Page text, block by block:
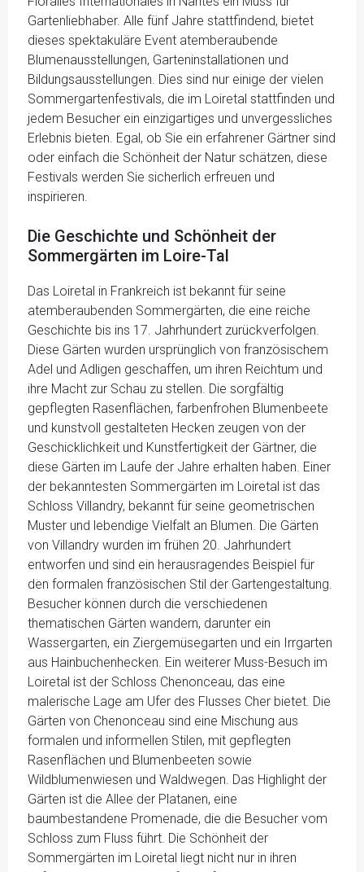
Gartenliebhaber. Alle fünf Jahre stattfindend, bietet
dieses spektakuläre Event atemberaubende
Blumenausstellungen, Garteninstallationen und
Bildungsausstellungen. Dies sind nur einige der vielen
Sommergartenfestivals, die im Loiretal stattfinden und
jedem Besucher ein einzigartiges und unvergessliches
Erlebnis bieten. Egal, ob Sie ein erfahrener Gärtner sind
oder einfach die Schönheit der Natur schätzen, diese
Festivals werden Sie sicherlich erfreuen und
inspirieren.
Die Geschichte und Schönheit der
Sommergärten im Loire-Tal
Das Loiretal in Frankreich ist bekannt für seine
atemberaubenden Sommergärten, die eine reiche
Geschichte bis ins 17. Jahrhundert zurückverfolgen.
Diese Gärten wurden ursprünglich von französischem
Adel und Adligen geschaffen, um ihren Reichtum und
ihre Macht zur Schau zu stellen. Die sorgfältig
gepflegten Rasenflächen, farbenfrohen Blumenbeete
und kunstvoll gestalteten Hecken zeugen von der
Geschicklichkeit und Kunstfertigkeit der Gärtner, die
diese Gärten im Laufe der Jahre erhalten haben. Einer
der bekanntesten Sommergärten im Loiretal ist das
Schloss Villandry, bekannt für seine geometrischen
Muster und lebendige Vielfalt an Blumen. Die Gärten
von Villandry wurden im frühen 20. Jahrhundert
entworfen und sind ein herausragendes Beispiel für
den formalen französischen Stil der Gartengestaltung.
Besucher können durch die verschiedenen
thematischen Gärten wandern, darunter ein
Wassergarten, ein Ziergemüsegarten und ein Irrgarten
aus Hainbuchenhecken. Ein weiterer Muss-Besuch im
Loiretal ist der Schloss Chenonceau, das eine
malerische Lage am Ufer des Flusses Cher bietet. Die
Gärten von Chenonceau sind eine Mischung aus
formalen und informellen Stilen, mit gepflegten
Rasenflächen und Blumenbeeten sowie
Wildblumenwiesen und Waldwegen. Das Highlight der
Gärten ist die Allee der Platanen, eine
baumbestandene Promenade, die die Besucher vom
Schloss zum Fluss führt. Die Schönheit der
Sommergärten im Loiretal liegt nicht nur in ihren